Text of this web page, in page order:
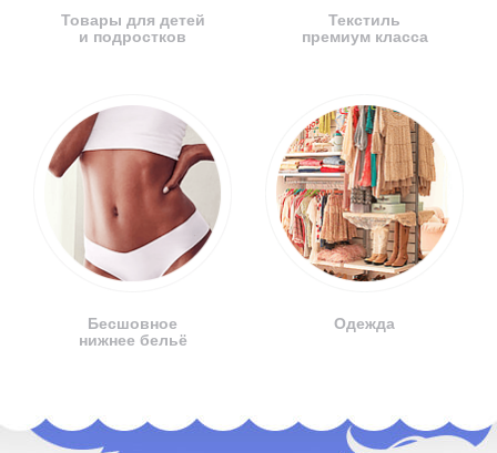
Товары для детей
и подростков
Бесшовное
нижнее бельё
Текстиль
премиум класса
Одежда